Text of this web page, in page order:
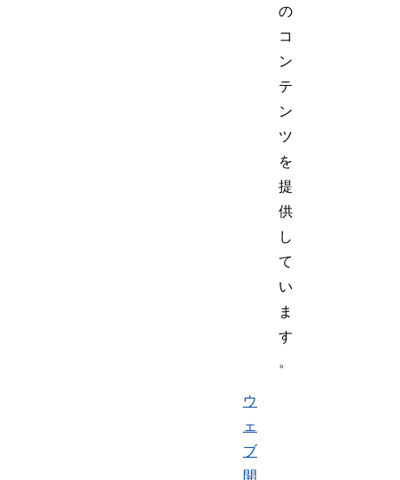
の
コ
ン
テ
ン
ツ
を
提
供
し
て
い
ま
す
。
ウ
ェ
ブ
開